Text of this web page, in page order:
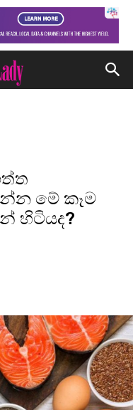
මේ කෑම
හිටියද?